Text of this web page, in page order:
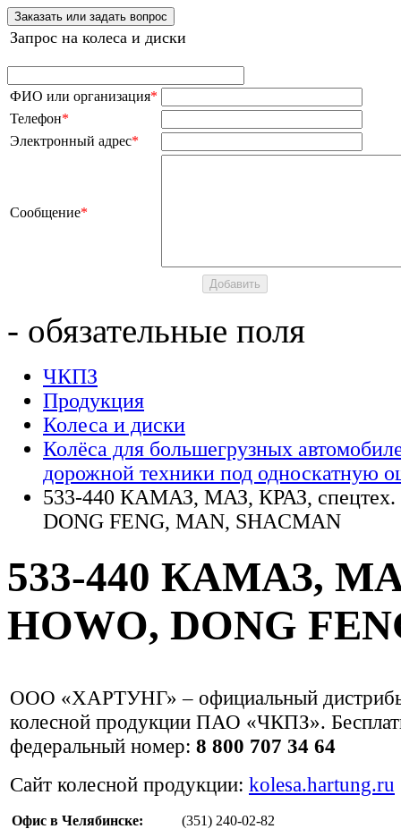
Заказать или задать вопрос
Запрос на колеса и диски
ФИО или организация*
Телефон*
Электронный адрес*
Сообщение*
- обязательные поля
ЧКПЗ
Продукция
Колеса и диски
Колёса для большегрузных
дорожной техники под односкатную
533-440 КАМАЗ, МАЗ, КРАЗ,
DONG FENG, MAN, SHACMAN
533-440 КАМАЗ,
HOWO, DONG
ООО «ХАРТУНГ» – официальный
колесной продукции ПАО «ЧКПЗ».
федеральный номер: 8 800 707 34 64
Сайт колесной продукции: kolesa.hartung.ru
Офис в Челябинске:
(351) 240-02-82